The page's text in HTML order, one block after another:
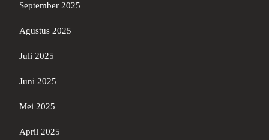
September 2025
Agustus 2025
Juli 2025
Juni 2025
Mei 2025
April 2025